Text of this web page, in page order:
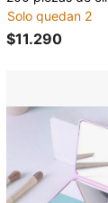
Solo quedan 2
$11.290